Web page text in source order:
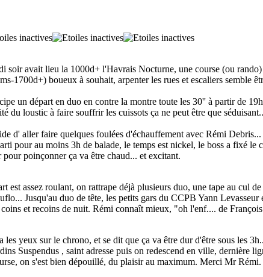
soir avait lieu la 1000d+ l'Havrais Nocturne, une course (ou
1700d+) boueux à souhait, arpenter les rues et escaliers semble
un départ en duo en contre la montre toute les 30'' à partir de
du loustic à faire souffrir les cuissots ça ne peut être que
d' aller faire quelques foulées d'échauffement avec Rémi
pour au moins 3h de balade, le temps est nickel, le boss a fixé
pour poinçonner ça va être chaud... et excitant.
est assez roulant, on rattrape déjà plusieurs duo, une tape au cul
Jusqu'au duo de tête, les petits gars du CCPB Yann
et recoins de nuit. Rémi connaît mieux, "oh l'enf.... de
yeux sur le chrono, et se dit que ça va être dur d'être sous les
Suspendus , saint adresse puis on redescend en ville, dernière
on s'est bien dépouillé, du plaisir au maximum. Merci Mr Rémi.